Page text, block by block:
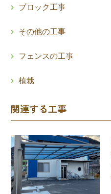
ブロック工事
その他の工事
フェンスの工事
植栽
関連する工事